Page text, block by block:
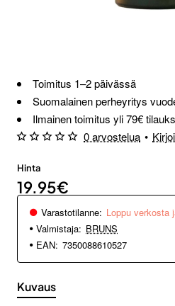
Toimitus 1–2 päivässä
Suomalainen perheyritys
Ilmainen toimitus yli 79€
0 arvostelua •
Hinta
19.95€
Varastotilanne: Loppu verkosta
Valmistaja: BRUNS
EAN: 7350088610527
Kuvaus